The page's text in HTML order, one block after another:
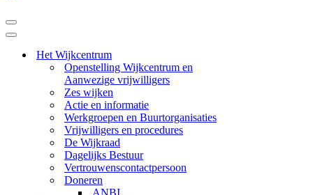
Navigatie
Menu
Navigatie
Het Wijkcentrum
Openstelling Wijkcentrum en
Aanwezige vrijwilligers
Zes wijken
Actie en informatie
Werkgroepen en Buurtorganisaties
Vrijwilligers en procedures
De Wijkraad
Dagelijks Bestuur
Vertrouwenscontactpersoon
Doneren
ANBI